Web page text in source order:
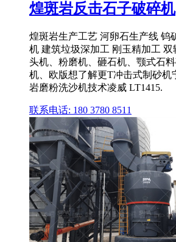
煌斑岩反击石子破碎机
煌斑岩生产工艺 河卵石生产线 钨
机 建筑垃圾深加工 刚玉精加工
头机、粉磨机、砸石机、颚式石
机、欧版想了解更T冲击式制砂机
岩磨粉洗沙机技术凌威 LT1415.
联系电话: 180 3780 8511